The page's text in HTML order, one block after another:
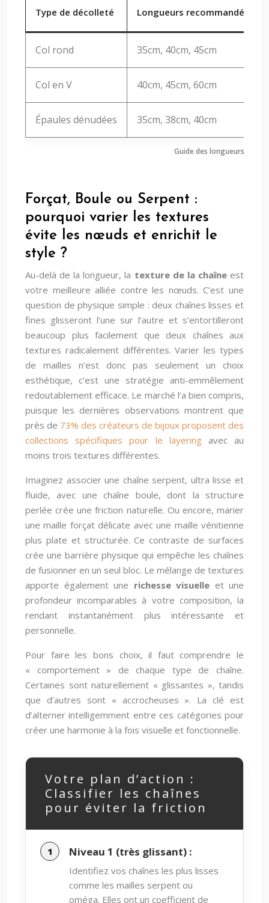
Guide des longueurs
Type de décolleté Longueurs recommandées
Col rond 35cm, 40cm, 45cm
Col en V 40cm, 45cm, 60cm
Épaules dénudées 35cm, 38cm, 40cm
Forçat, Boule ou Serpent :
pourquoi varier les textures
évite les nœuds et enrichit le
style ?
Au-delà de la longueur, la texture de la chaîneest
votre meilleure alliée contre les nœuds. C’est une
question de physique simple : deux chaînes lisses et
fines glisseront l’une sur l’autre et s’entortilleront
beaucoup plus facilement que deux chaînes aux
textures radicalement différentes. Varier les types
de mailles n’est donc pas seulement un choix
esthétique, c’est une stratégie anti-emmêlement
redoutablement efficace. Le marché l’a bien compris,
puisque les dernières observations montrent que
près de 73% des créateurs de bijoux proposent des
collections spécifiques pour le layeringavec au
moins trois textures différentes.
Imaginez associer une chaîne serpent, ultra lisse et
fluide, avec une chaîne boule, dont la structure
perlée crée une friction naturelle. Ou encore, marier
une maille forçat délicate avec une maille vénitienne
plus plate et structurée. Ce contraste de surfaces
crée une barrière physique qui empêche les chaînes
de fusionner en un seul bloc. Le mélange de textures
apporte également une richesse visuelle et une
profondeur incomparables à votre composition, la
rendant instantanément plus intéressante et
personnelle.
Pour faire les bons choix, il faut comprendre le
« comportement » de chaque type de chaîne.
Certaines sont naturellement « glissantes », tandis
que d’autres sont « accrocheuses ». La clé est
d’alterner intelligemment entre ces catégories pour
créer une harmonie à la fois visuelle et fonctionnelle.
Votre plan d’action :
Classifier les chaînes
pour éviter la friction
Niveau 1 (très glissant) :
Identifiez vos chaînes les plus lisses
comme les mailles serpent ou
oméga. Elles ont un coefficient de